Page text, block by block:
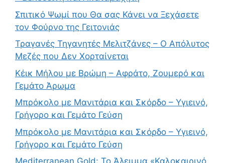
Σπιτικό Ψωμί που Θα σας Κάνει να Ξεχάσετε
τον Φούρνο της Γειτονιάς
Τραγανές Τηγανητές Μελιτζάνες – Ο Απόλυτος
Μεζές που Δεν Χορταίνεται
Κέικ Μήλου με Βρώμη – Αφράτο, Ζουμερό και
Γεμάτο Άρωμα
Μπρόκολο με Μανιτάρια και Σκόρδο – Υγιεινό,
Γρήγορο και Γεμάτο Γεύση
Μπρόκολο με Μανιτάρια και Σκόρδο – Υγιεινό,
Γρήγορο και Γεμάτο Γεύση